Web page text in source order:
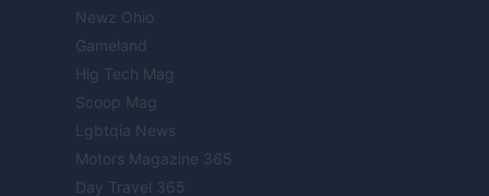
Newz Ohio
Gameland
Hig Tech Mag
Scoop Mag
Lgbtqia News
Motors Magazine 365
Day Travel 365